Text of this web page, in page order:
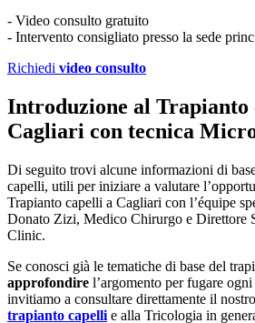
- Video consulto gratuito
- Intervento consigliato presso la sede
Richiedi video consulto
Introduzione al Trapianto
Cagliari con tecnica
Di seguito trovi alcune informazioni di
capelli, utili per iniziare a valutare
Trapianto capelli a Cagliari con l’équipe
Donato Zizi, Medico Chirurgo e Direttore
Clinic.
Se conosci già le tematiche di base del
approfondire l’argomento per fugare
invitiamo a consultare direttamente il nostro
trapianto capelli e alla Tricologia in